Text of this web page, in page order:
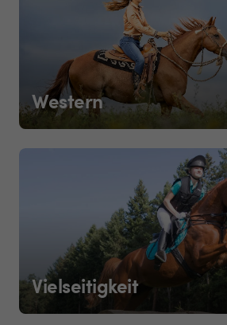
Western
Vielseitigkeit